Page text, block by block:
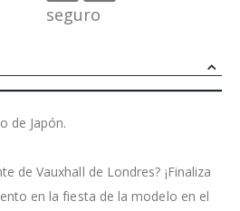
seguro
de Japón.
de Vauxhall de Londres? ¡Finaliza
en la fiesta de la modelo en el